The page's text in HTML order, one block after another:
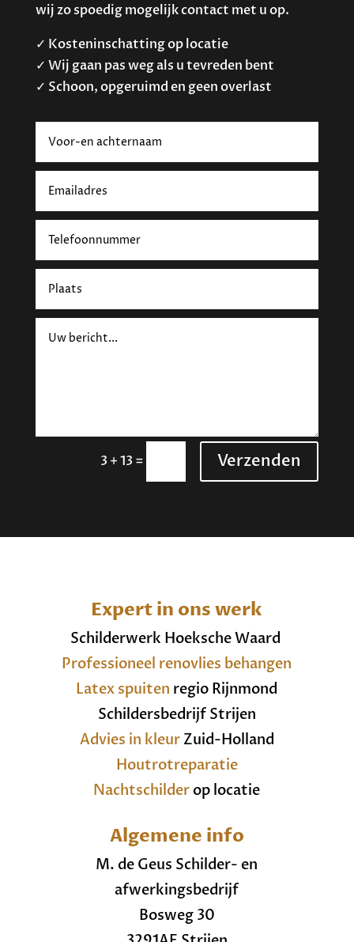
wij zo spoedig mogelijk contact met u op.
✓ Kosteninschatting op locatie
✓ Wij gaan pas weg als u tevreden bent
✓ Schoon, opgeruimd en geen overlast
3 + 13 = Verzenden
Expert in ons werk
Schilderwerk Hoeksche Waard
Professioneel renovlies behangen
Latex spuiten regio Rijnmond
Schildersbedrijf Strijen
Advies in kleurZuid-Holland
Houtrotreparatie
Nachtschilder op locatie
Algemene info
M. de Geus Schilder- en
afwerkingsbedrijf
Bosweg 30